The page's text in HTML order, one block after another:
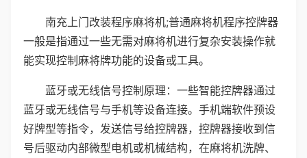
南充上门改装程序麻将机;普通麻将机程序控牌器
一般是指通过一些无需对麻将机进行复杂安装操作就
能实现控制麻将牌功能的设备或工具。
蓝牙或无线信号控制原理：一些智能控牌器通过
蓝牙或无线信号与手机等设备连接。手机端软件预设
好牌型等指令，发送信号给控牌器，控牌器接收到信
号后驱动内部微型电机或机械结构，在麻将机洗牌、